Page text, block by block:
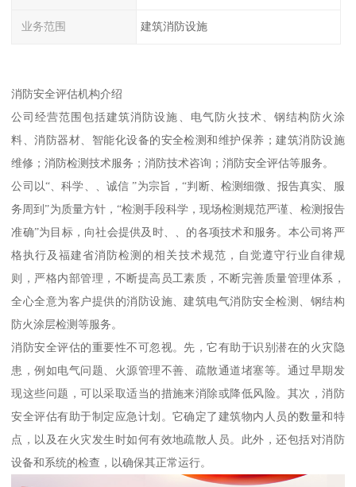
业务范围 建筑消防设施
消防安全评估机构介绍
公司经营范围包括建筑消防设施、电气防火技术、钢结构防火涂
料、消防器材、智能化设备的安全检测和维护保养；建筑消防设施
维修；消防检测技术服务；消防技术咨询；消防安全评估等服务。
公司以“、科学、、诚信 ”为宗旨，“判断、检测细微、报告真实、服
务周到”为质量方针，“检测手段科学，现场检测规范严谨、检测报告
准确”为目标，向社会提供及时、、的各项技术和服务。本公司将严
格执行及福建省消防检测的相关技术规范，自觉遵守行业自律规
则，严格内部管理，不断提高员工素质，不断完善质量管理体系，
全心全意为客户提供的消防设施、建筑电气消防安全检测、钢结构
防火涂层检测等服务。
消防安全评估的重要性不可忽视。先，它有助于识别潜在的火灾隐
患，例如电气问题、火源管理不善、疏散通道堵塞等。通过早期发
现这些问题，可以采取适当的措施来消除或降低风险。其次，消防
安全评估有助于制定应急计划。它确定了建筑物内人员的数量和特
点，以及在火灾发生时如何有效地疏散人员。此外，还包括对消防
设备和系统的检查，以确保其正常运行。